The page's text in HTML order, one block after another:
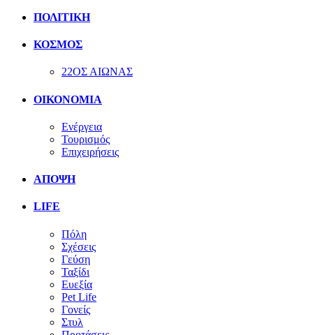
ΠΟΛΙΤΙΚΗ
ΚΟΣΜΟΣ
22ΟΣ ΑΙΩΝΑΣ
ΟΙΚΟΝΟΜΙΑ
Ενέργεια
Τουρισμός
Επιχειρήσεις
ΑΠΟΨΗ
LIFE
Πόλη
Σχέσεις
Γεύση
Ταξίδι
Ευεξία
Pet Life
Γονείς
Στυλ